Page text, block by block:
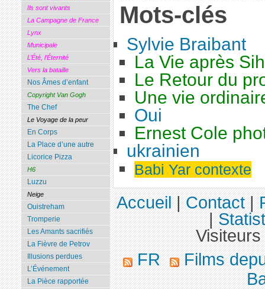
Mots-clés
Sylvie Braibant
La Vie après
Le Retour du
Une vie
Oui
Ernest Cole
ukrainien
Babi Yar contexte
Ils sont vivants
La Campagne de France
Lynx
Municipale
L’Été, l’Éternité
Vers la bataille
Nos Âmes d’enfant
Copyright Van Gogh
The Chef
Le Voyage de la peur
En Corps
La Place d’une autre
Licorice Pizza
H6
Luzzu
Neige
Ouistreham
Tromperie
Les Amants sacrifiés
La Fièvre de Petrov
Illusions perdues
L’Événement
La Pièce rapportée
Accueil|Contact|
|
FR
Films